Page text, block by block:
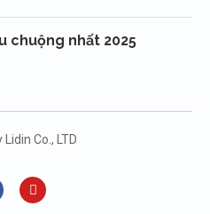
chuộng nhất 2025
Co., LTD